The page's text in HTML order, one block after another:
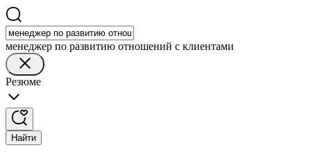
менеджер по развитию отношений с клиентами
Резюме
Найти